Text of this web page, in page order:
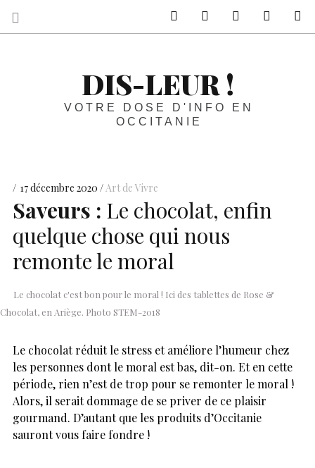
DIS-LEUR !
VOTRE DOSE D'INFO EN
OCCITANIE
17 décembre 2020 Art de Vivre
Saveurs : Le chocolat, enfin
quelque chose qui nous
remonte le moral
Le chocolat c'est bon pour le moral ! Ici des tablettes de Rose &
Chocolat, en Ariège. Photo STEM-2018
Le chocolat réduit le stress et améliore l’humeur chez
les personnes dont le moral est bas, dit-on. Et en cette
période, rien n’est de trop pour se remonter le moral !
Alors, il serait dommage de se priver de ce plaisir
gourmand. D’autant que les produits d’Occitanie
sauront vous faire fondre !